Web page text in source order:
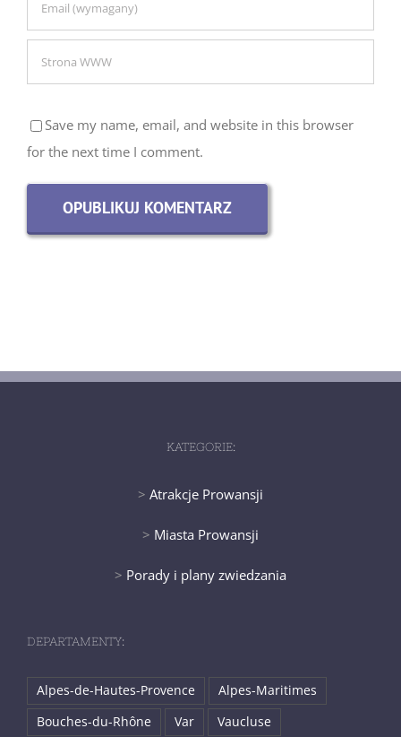
Save my name, email, and website in this browser
for the next time I comment.
KATEGORIE:
> Atrakcje Prowansji
> Miasta Prowansji
> Porady i plany zwiedzania
DEPARTAMENTY:
Alpes-de-Hautes-Provence
Alpes-Maritimes
Bouches-du-Rhône
Var Vaucluse